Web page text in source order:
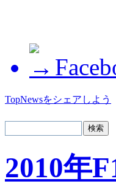
TopNewsをシェアしよう
2010年